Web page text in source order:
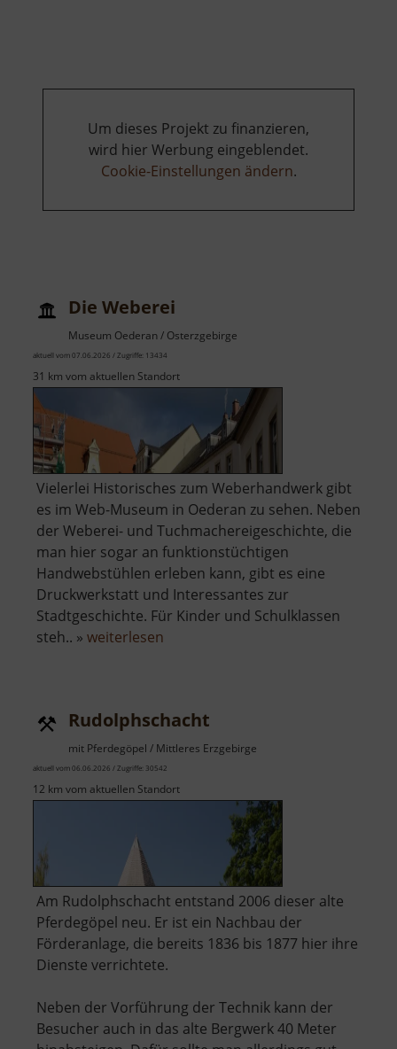
Um dieses Projekt zu finanzieren,
wird hier Werbung eingeblendet.
Cookie-Einstellungen ändern.
Die Weberei
Museum Oederan / Osterzgebirge
aktuell vom 07.06.2026 / Zugriffe: 13434
31 km vom aktuellen Standort
Vielerlei Historisches zum Weberhandwerk gibt
es im Web-Museum in Oederan zu sehen. Neben
der Weberei- und Tuchmachereigeschichte, die
man hier sogar an funktionstüchtigen
Handwebstühlen erleben kann, gibt es eine
Druckwerkstatt und Interessantes zur
Stadtgeschichte. Für Kinder und Schulklassen
steh.. » weiterlesen
Rudolphschacht
mit Pferdegöpel / Mittleres Erzgebirge
aktuell vom 06.06.2026 / Zugriffe: 30542
12 km vom aktuellen Standort
Am Rudolphschacht entstand 2006 dieser alte
Pferdegöpel neu. Er ist ein Nachbau der
Förderanlage, die bereits 1836 bis 1877 hier ihre
Dienste verrichtete.
Neben der Vorführung der Technik kann der
Besucher auch in das alte Bergwerk 40 Meter